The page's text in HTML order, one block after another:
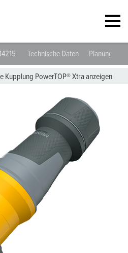
Technische Daten
Kupplung PowerTOP® Xtra anzeigen